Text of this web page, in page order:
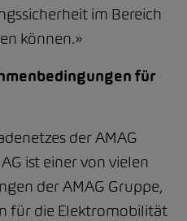
im Bereich
können.»
für
der AMAG
ist einer von vielen
der AMAG Gruppe,
für die Elektromobilität